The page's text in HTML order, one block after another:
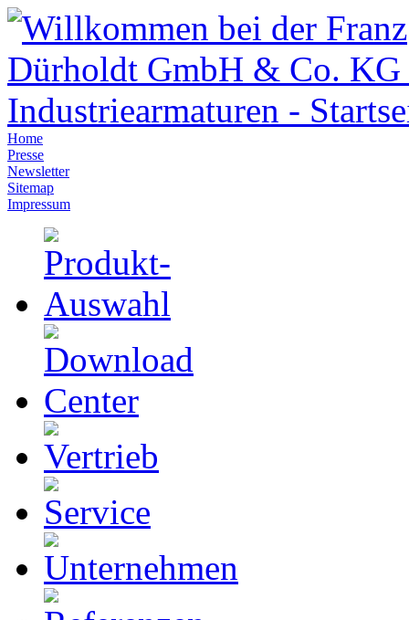
Home
Presse
Newsletter
Sitemap
Impressum